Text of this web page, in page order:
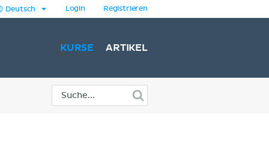
Deutsch Login Registrieren
KURSE ARTIKEL